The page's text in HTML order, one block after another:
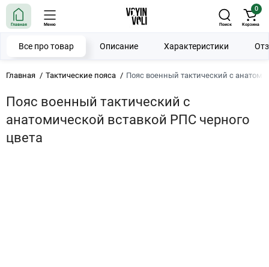
Главная Меню Поиск
0
Корзина
Главная Тактические пояса Пояс военный тактический с
Пояс военный тактический с
анатомической вставкой РПС черного
цвета
Все про товар Описание Характеристики